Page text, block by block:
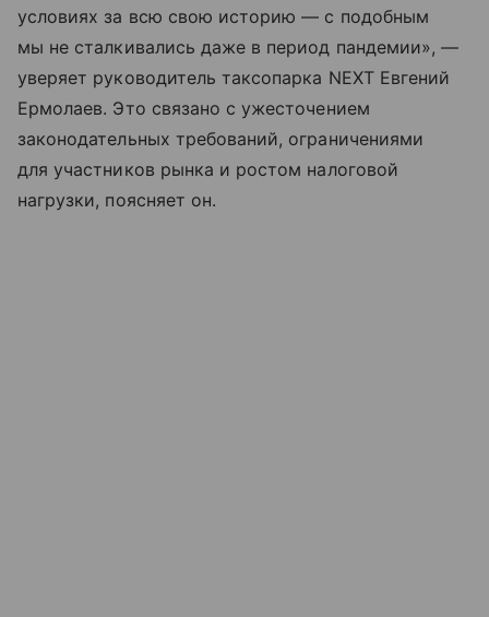
условиях за всю свою историю — с подобным
мы не сталкивались даже в период пандемии», —
уверяет руководитель таксопарка NEXT Евгений
Ермолаев. Это связано с ужесточением
законодательных требований, ограничениями
для участников рынка и ростом налоговой
нагрузки, поясняет он.